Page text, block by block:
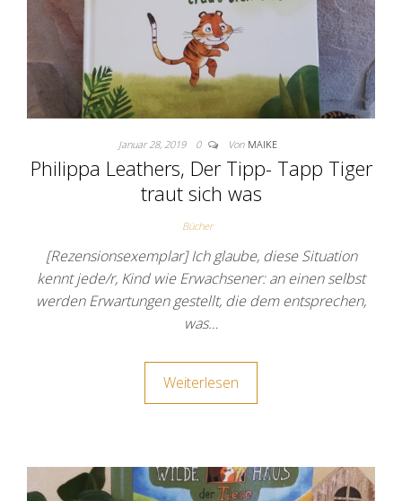
Januar 28, 2019 0 Von MAIKE
Philippa Leathers, Der Tipp- Tapp Tiger
traut sich was
Bücher
[Rezensionsexemplar] Ich glaube, diese Situation
kennt jede/r, Kind wie Erwachsener: an einen selbst
werden Erwartungen gestellt, die dem entsprechen,
was…
Weiterlesen